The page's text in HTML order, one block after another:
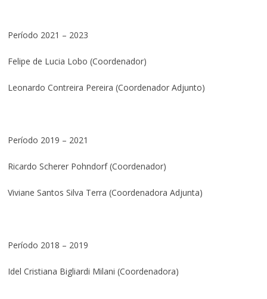
Período 2021 – 2023
Felipe de Lucia Lobo (Coordenador)
Leonardo Contreira Pereira (Coordenador Adjunto)
Período 2019 – 2021
Ricardo Scherer Pohndorf (Coordenador)
Viviane Santos Silva Terra (Coordenadora Adjunta)
Período 2018 – 2019
Idel Cristiana Bigliardi Milani (Coordenadora)